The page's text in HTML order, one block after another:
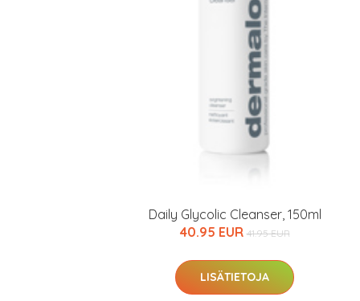
Daily Glycolic Cleanser, 150ml
40.95 EUR 41.95 EUR
LISÄTIETOJA